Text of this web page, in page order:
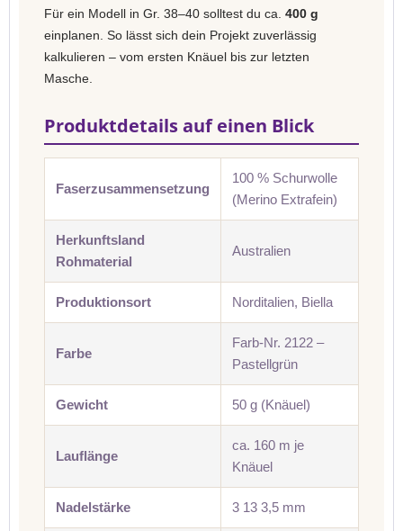
Für ein Modell in Gr. 38–40 solltest du ca. 400 g
einplanen. So lässt sich dein Projekt zuverlässig
kalkulieren – vom ersten Knäuel bis zur letzten
Masche.
Produktdetails auf einen Blick
Faserzusammensetzung
100 % Schurwolle
(Merino Extrafein)
Herkunftsland
Rohmaterial
Australien
Produktionsort Norditalien, Biella
Farbe
Farb-Nr. 2122 –
Pastellgrün
Gewicht 50 g (Knäuel)
Lauflänge
ca. 160 m je
Knäuel
Nadelstärke 3 13 3,5 mm